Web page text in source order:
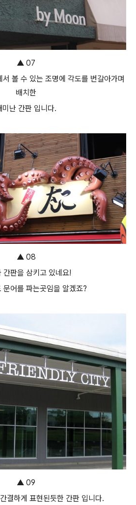
▲ 07
볼 수 있는 조명에 각도를 번갈아가며
배치한
미난 간판 입니다.
▲ 08
간판을 삼키고 있네요!
문어를 파는곳임을 알겠죠?
▲ 09
결하게 표현된듯한 간판 입니다.